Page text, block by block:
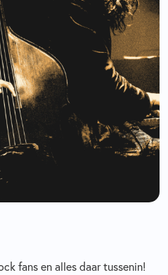
fans en alles daar tussenin!